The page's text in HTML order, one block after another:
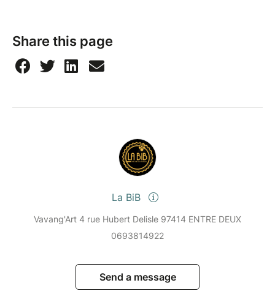
Share this page
La BiB
Vavang'Art 4 rue Hubert Delisle 97414 ENTRE DEUX
0693814922
Send a message